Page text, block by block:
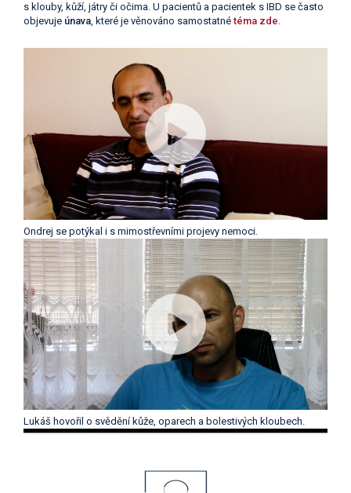
s klouby, kůží, játry či očima. U pacientů a pacientek s IBD se často
objevuje únava, které je věnováno samostatnétéma zde.
Ondrej se potýkal i s mimostřevními projevy nemoci.
Lukáš hovořil o svědění kůže, oparech a bolestivých kloubech.